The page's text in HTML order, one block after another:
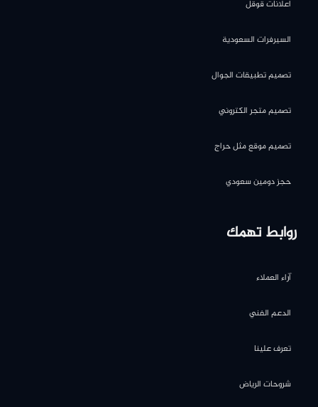
اعلانات قوقل
السيرفرات السعودية
تصميم تطبيقات الجوال
تصميم متجر الكتروني
تصميم موقع مثل حراج
حجز دومين سعودي
روابط تهمك
آراء العملاء
الدعم الفني
تعرف علينا
شروحات الرياض